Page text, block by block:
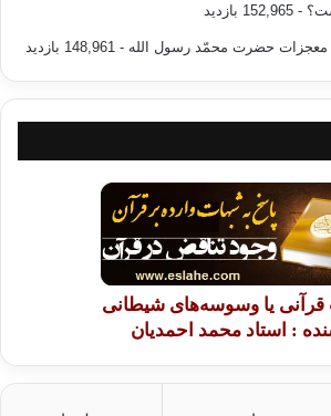
- 152,965 بازدید
حضرت محمّد رسول الله - 148,961 بازدید
قرآنی یا وسوسه‌های شیطانی
: استاد محمد احمدیان